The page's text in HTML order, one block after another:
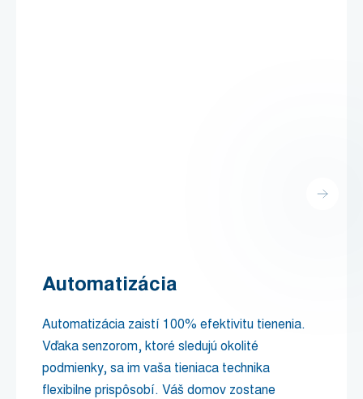
Automatizácia
Automatizácia zaistí 100% efektivitu tienenia.
Vďaka senzorom, ktoré sledujú okolité
podmienky, sa im vaša tieniaca technika
flexibilne prispôsobí. Váš domov zostane